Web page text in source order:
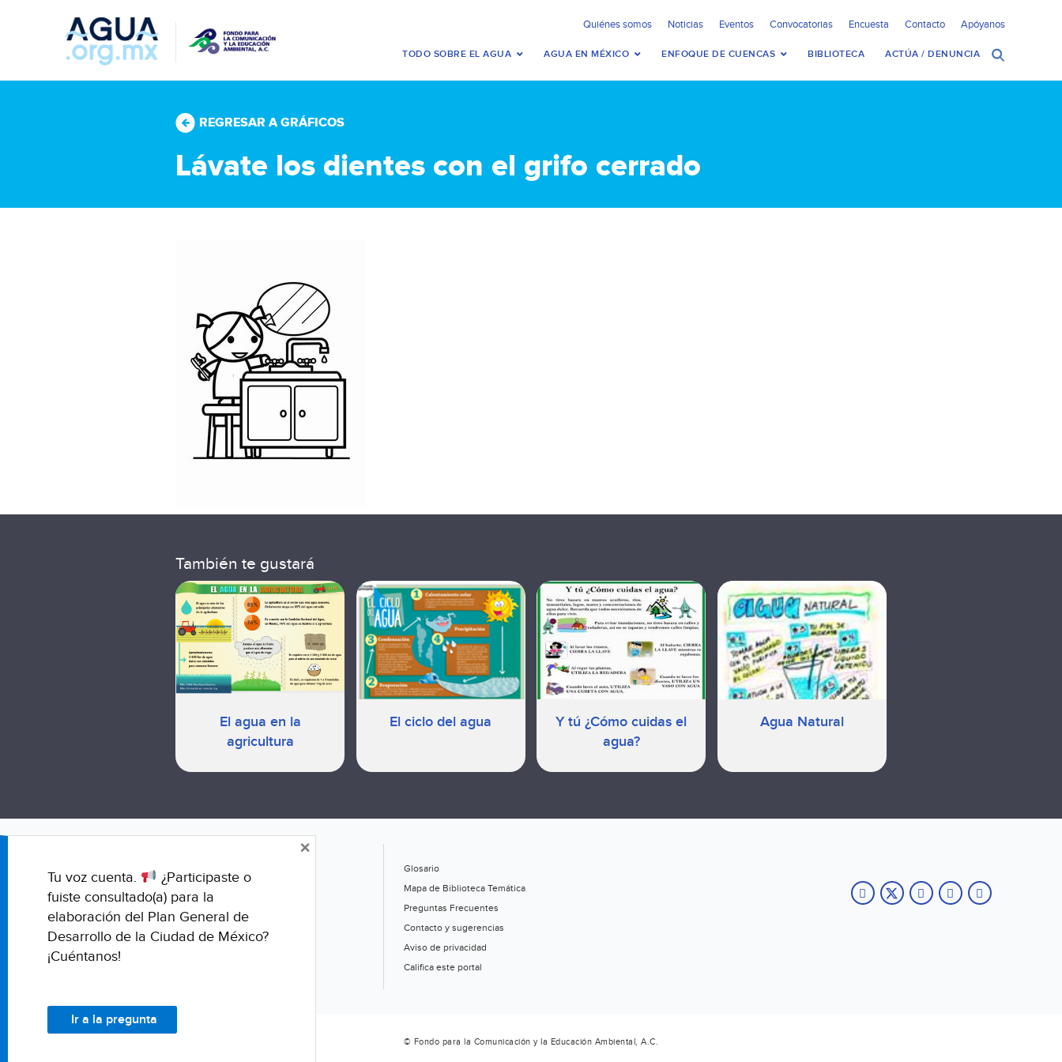
Quiénes somos Noticias Eventos Convocatorias Encuesta Contacto Apóyanos
TODO SOBRE EL AGUA AGUA EN MÉXICO ENFOQUE DE CUENCAS BIBLIOTECA ACTÚA / DENUNCIA
REGRESAR A GRÁFICOS
Lávate los dientes con el grifo cerrado
También te gustará
El agua en la
agricultura
El ciclo del agua
Y tú ¿Cómo cuidas el
agua?
Agua Natural
Glosario
Mapa de Biblioteca Temática
Preguntas Frecuentes
Contacto y sugerencias
Aviso de privacidad
Califica este portal
© Fondo para la Comunicación y la Educación Ambiental, A.C.
Tu voz cuenta.
¿Participaste o
fuiste consultado(a) para la
elaboración del Plan General de
Desarrollo de la Ciudad de México?
¡Cuéntanos!
Ir a la pregunta
×